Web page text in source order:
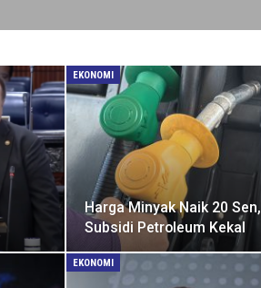
EKONOMI
Harga Minyak Naik 20 Sen,
Subsidi Petroleum Kekal
EKONOMI